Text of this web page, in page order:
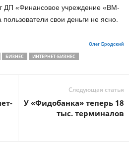
ДП «Финансовое учреждение «ВМ-
свои деньги не ясно.
Олег Бродский
БИЗНЕС
ИНТЕРНЕТ-БИЗНЕС
Следующая статья
У «Фидобанка» теперь 18
тыс. терминалов